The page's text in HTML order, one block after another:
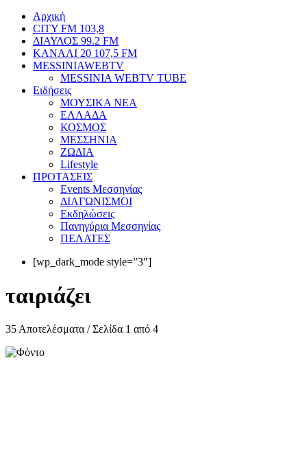
Αρχική
CITY FM 103,8
ΔΙΑΥΛΟΣ 99.2 FM
ΚΑΝΑΛΙ 20 107,5 FM
MESSINIAWEBTV
MESSINIA WEBTV TUBE
Eιδήσεις
ΜΟΥΣΙΚΑ ΝΕΑ
ΕΛΛΑΔΑ
ΚΟΣΜΟΣ
ΜΕΣΣΗΝΙΑ
ΖΩΔΙΑ
Lifestyle
ΠΡΟΤΑΣΕΙΣ
Events Μεσσηνίας
ΔΙΑΓΩΝΙΣΜΟΙ
Εκδηλώσεις
Πανηγύρια Μεσσηνίας
ΠΕΛΑΤΕΣ
[wp_dark_mode style=”3″]
ταιριάζει
35 Αποτελέσματα / Σελίδα 1 από 4